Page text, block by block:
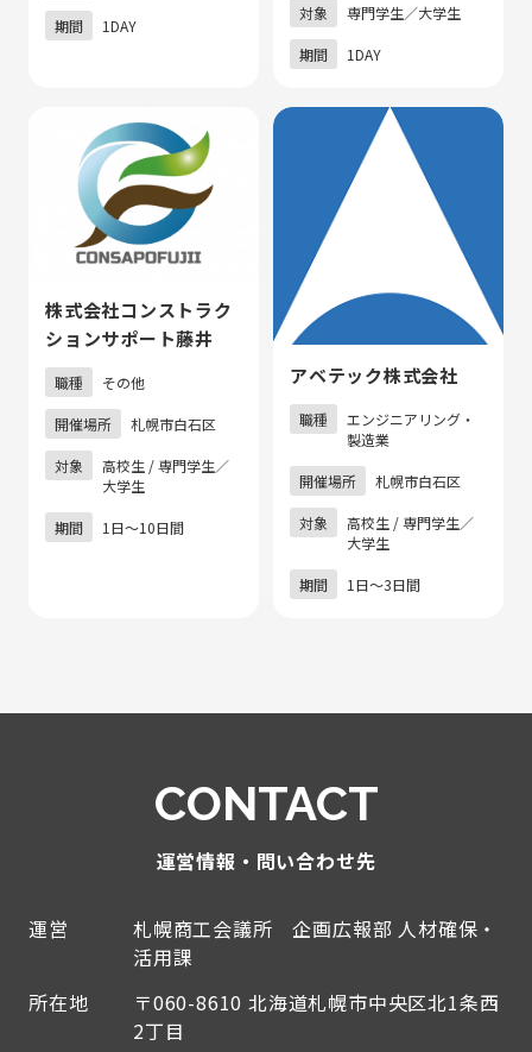
期間 1DAY
対象 専門学生／大学生
期間 1DAY
株式会社コンストラク
ションサポート藤井
職種 その他
開催場所 札幌市白石区
対象
高校生 / 専門学生／
大学生
期間 1日〜10日間
アベテック株式会社
職種
エンジニアリング・
製造業
開催場所 札幌市白石区
対象
高校生 / 専門学生／
大学生
期間 1日～3日間
CONTACT
運営情報・問い合わせ先
運営
札幌商工会議所 企画広報部 人材確保・
活用課
所在地
〒060-8610 北海道札幌市中央区北1条西
2丁目